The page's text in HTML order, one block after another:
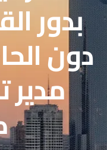
بدور
دون
مدير